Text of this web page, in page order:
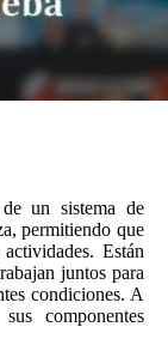
un sistema de
permitiendo que
Están
juntos para
condiciones. A
componentes